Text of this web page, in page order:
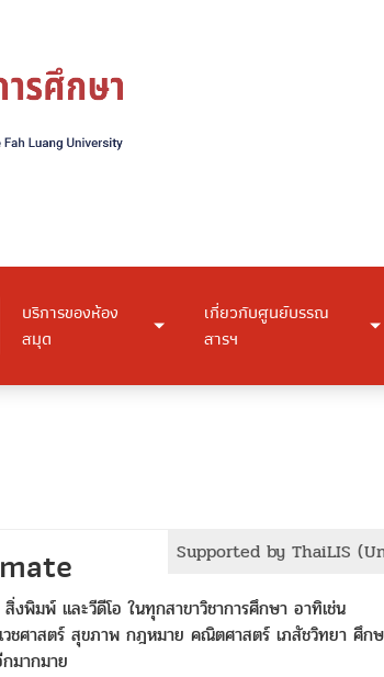
บริการของห้อง
สมุด
เกี่ยวกับศูนย์บรรณ
สารฯ
Supported by ThaiLIS
งพิมพ์ และวีดีโอ ในทุกสาขาวิชาการศึกษา อาทิเช่น
วชศาสตร์ สุขภาพ กฎหมาย คณิตศาสตร์ เภสัชวิทยา ศึก
มากมาย